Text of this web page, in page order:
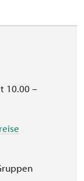
10.00 –